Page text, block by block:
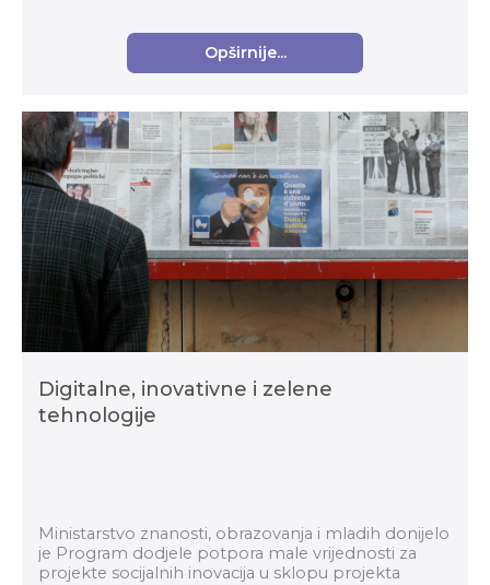
mladih u školskoj g...
Opširnije...
Digitalne, inovativne i zelene
tehnologije
Ministarstvo znanosti, obrazovanja i mladih donijelo
je Program dodjele potpora male vrijednosti za
projekte socijalnih inovacija u sklopu projekta